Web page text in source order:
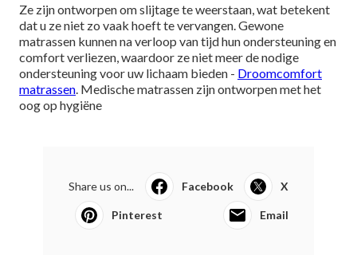
Ze zijn ontworpen om slijtage te weerstaan, wat betekent
dat u ze niet zo vaak hoeft te vervangen. Gewone
matrassen kunnen na verloop van tijd hun ondersteuning en
comfort verliezen, waardoor ze niet meer de nodige
ondersteuning voor uw lichaam bieden - Droomcomfort
matrassen. Medische matrassen zijn ontworpen met het
oog op hygiëne
Share us on... Facebook X
Pinterest Email